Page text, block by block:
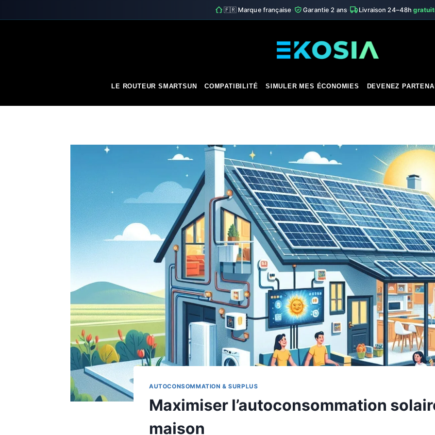
🇫🇷 Marque française· Garantie 2 ans· Livraison 24–48h
LE ROUTEUR SMARTSUN COMPATIBILITÉ SIMULER MES ÉCONOMIES DEVENEZ
AUTOCONSOMMATION & SURPLUS
Maximiser l’autoconsommation
maison